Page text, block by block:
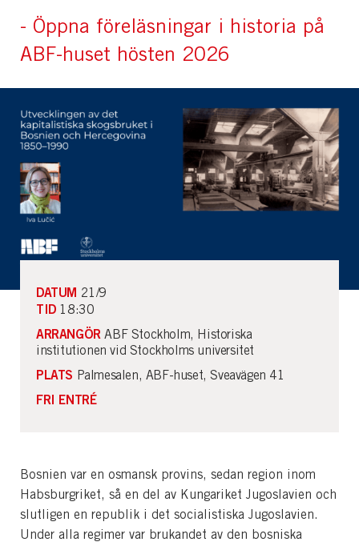
- Öppna föreläsningar i historia på
ABF-huset hösten 2026
Bosnien var en osmansk provins, sedan region inom
Habsburgriket, så en del av Kungariket Jugoslavien och
slutligen en republik i det socialistiska Jugoslavien.
Under alla regimer var brukandet av den bosniska
DATUM 21/9
TID18:30
ARRANGÖRABF Stockholm, Historiska
institutionen vid Stockholms universitet
PLATS Palmesalen, ABF-huset, Sveavägen 41
FRI ENTRÉ